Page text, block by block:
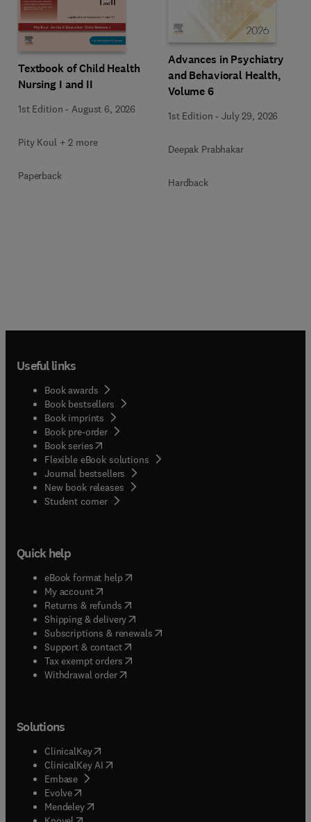
Textbook of Child Health
Nursing I and II
1st Edition -August 6, 2026
Pity Koul + 2 more
Paperback
Advances in Psychiatry
and Behavioral Health,
Volume 6
1st Edition -July 29, 2026
Deepak Prabhakar
Hardback
Useful links
Book awards
Book bestsellers
Book imprints
Book pre-order
Book series(opens in new tab/window
Flexible eBook solutions
Journal bestsellers
New book releases
Student corner( opens in new tab/window
Quick help
eBook format help( opens in new tab/window
My account( opens in new tab/window
Returns & refunds( opens in new tab/window
Shipping & delivery(opens in new tab/window
Subscriptions & renewals( opens in new tab/window
Support & contact( opens in new tab/window
Tax exempt orders( opens in new tab/window
Withdrawal order
Solutions
ClinicalKey(opens in new tab/window
ClinicalKey AI opens in new tab/window
Embase( opens in new tab/window
Evolve(opens in new tab/window
Mendeley( opens in new tab/window